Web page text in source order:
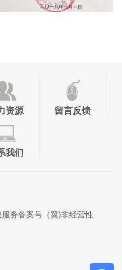
资源 留言反馈
我们
务备案号（冀)非经营性